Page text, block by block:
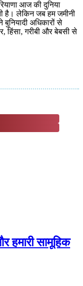
आज की दुनिया
है। लेकिन जब हम जमीनी
अधिकारों से
गरीबी और बेबसी से
हमारी सामूहिक